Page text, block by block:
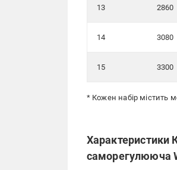
13 2860
14 3080
15 3300
* Кожен набір містить
Характеристики
саморегулююча